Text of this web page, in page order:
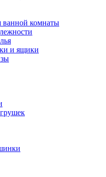
ванной комнаты
и ящики